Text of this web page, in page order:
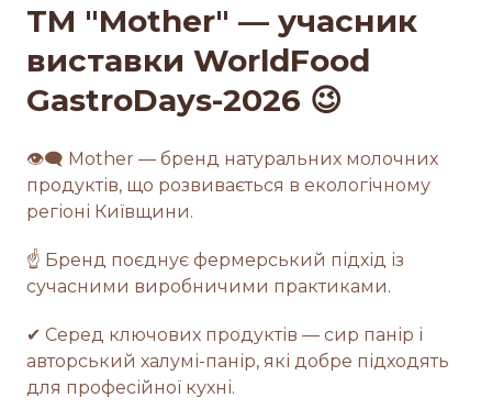
ТМ "Mother" — учасник
виставки WorldFood
GastroDays-2026 😉
👁‍🗨 Mother — бренд натуральних молочних
продуктів, що розвивається в екологічному
регіоні Київщини.
☝ Бренд поєднує фермерський підхід із
сучасними виробничими практиками.
✔ Серед ключових продуктів — сир панір і
авторський халумі-панір, які добре підходять
для професійної кухні.